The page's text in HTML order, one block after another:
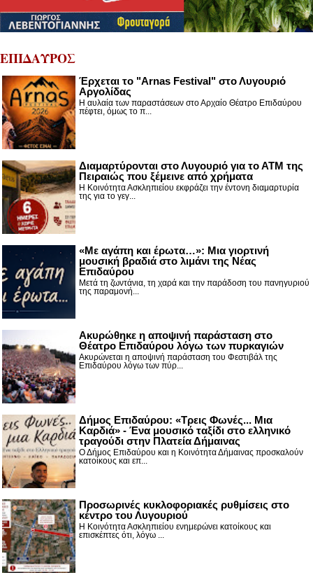
ΕΠΙΔΑΥΡΟΣ
Έρχεται το "Arnas Festival" στο Λυγουριό
Αργολίδας
Η αυλαία των παραστάσεων στο Αρχαίο Θέατρο Επιδαύρου
πέφτει, όμως το π...
Διαμαρτύρονται στο Λυγουριό για το ΑΤΜ της
Πειραιώς που ξέμεινε από χρήματα
Η Κοινότητα Ασκληπιείου εκφράζει την έντονη διαμαρτυρία
της για το γεγ...
«Με αγάπη και έρωτα…»: Μια γιορτινή
μουσική βραδιά στο λιμάνι της Νέας
Επιδαύρου
Μετά τη ζωντάνια, τη χαρά και την παράδοση του πανηγυριού
της παραμονή...
Ακυρώθηκε η αποψινή παράσταση στο
Θέατρο Επιδαύρου λόγω των πυρκαγιών
Ακυρώνεται η αποψινή παράσταση του Φεστιβάλ της
Επιδαύρου λόγω των πύρ...
Δήμος Επιδαύρου: «Τρεις Φωνές... Μια
Καρδιά» - Ένα μουσικό ταξίδι στο ελληνικό
τραγούδι στην Πλατεία Δήμαινας
Ο Δήμος Επιδαύρου και η Κοινότητα Δήμαινας προσκαλούν
κατοίκους και επ...
Προσωρινές κυκλοφοριακές ρυθμίσεις στο
κέντρο του Λυγουριού
Η Κοινότητα Ασκληπιείου ενημερώνει κατοίκους και
επισκέπτες ότι, λόγω ...